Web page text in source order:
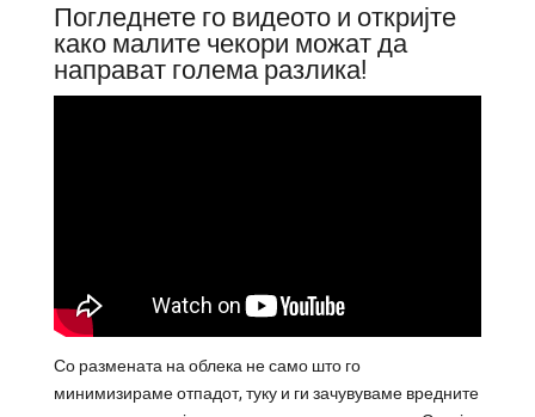
Погледнете го видеото и откријте
како малите чекори можат да
направат голема разлика!
Со размената на облека не само што го
минимизираме отпадот, туку и ги зачувуваме вредните